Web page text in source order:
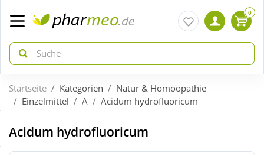
zurück
ÜBERSICHT AKTIONEN
zurück
ÜBERSICHT KATEGORIEN
0
Startseite Kategorien
Natur & Homöopathie
Einzelmittel
A Acidum hydrofluoricum
Acidum hydrofluoricum